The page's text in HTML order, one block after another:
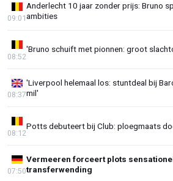
Anderlecht 10 jaar zonder prijs: Bruno
ambities
09:01
'Bruno schuift met pionnen: groot
08:52
'Liverpool helemaal los: stuntdeal bij
mil'
08:37
Potts debuteert bij Club: ploegmaats
08:12
Vermeeren forceert plots
transferwending
07:50